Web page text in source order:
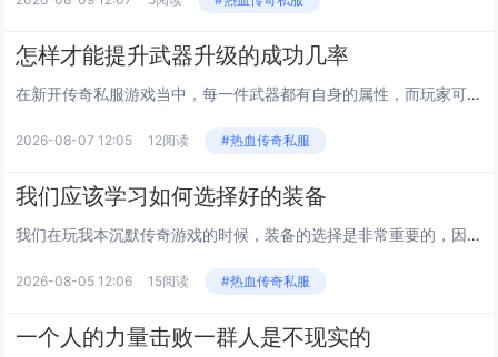
怎样才能提升武器升级的成功几率
在新开传奇私服游戏当中，每一件武器都有自身的属性，而玩家可以在这个属性的基础上，面对武器进行再次的升级，最高的时候，我...
2026-08-07 12:05 12阅读 #热血传奇私服
我们应该学习如何选择好的装备
我们在玩我本沉默传奇游戏的时候，装备的选择是非常重要的，因为每一件装备的属性是不一样的，可能带给我们的帮助也会不一样。...
2026-08-05 12:06 15阅读 #热血传奇私服
一个人的力量击败一群人是不现实的